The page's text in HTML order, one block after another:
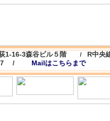
16-3森谷ビル５階 / R中央
/ Mailはこちらまで